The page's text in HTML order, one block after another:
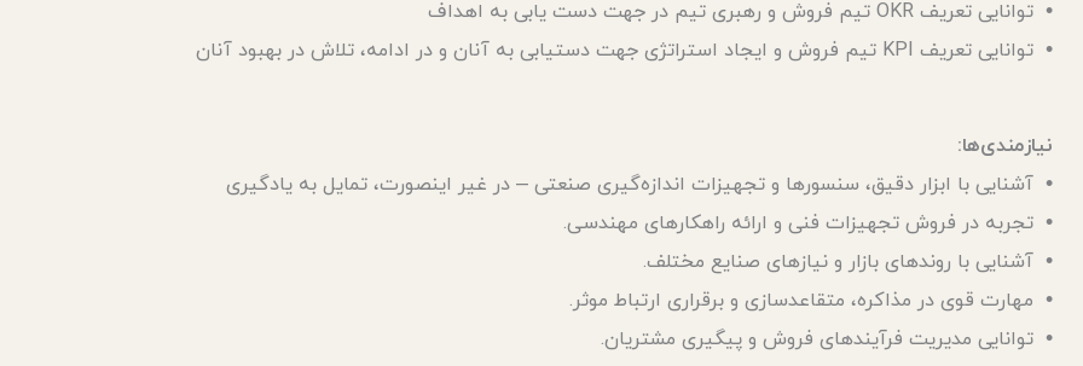
• توانایی تعریف OKR تیم فروش و رهبری تیم در جهت دست یابی به اهداف
• توانایی تعریف KPI تیم فروش و ایجاد استراتژی جهت دستیابی به آنان و در ادامه، تلاش در بهبود آنان
نیازمندی‌ها:
• آشنایی با ابزار دقیق، سنسورها و تجهیزات اندازه‌گیری صنعتی – در غیر اینصورت، تمایل به یادگیری
• تجربه در فروش تجهیزات فنی و ارائه راهکارهای مهندسی.
• آشنایی با روندهای بازار و نیازهای صنایع مختلف.
• مهارت قوی در مذاکره، متقاعدسازی و برقراری ارتباط موثر.
• توانایی مدیریت فرآیندهای فروش و پیگیری مشتریان.